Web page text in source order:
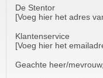
Login
De Stentor
[Voeg hier het adres
Klantenservice
[Voeg hier het
Geachte heer/mevrouw,